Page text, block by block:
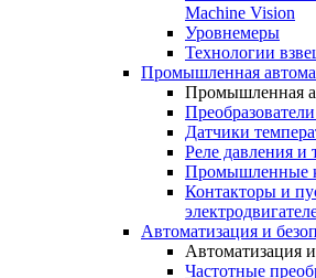
Machine Vision
Уровнемеры
Технологии
Промышленная
Промышленная
Датчики
Реле давления и
Промышленные
Контакторы и
Автоматизация и
Автоматизация
Частотные